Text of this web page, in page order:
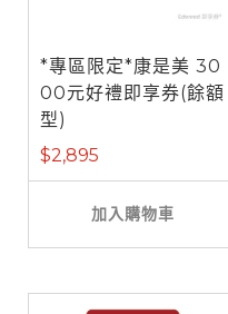
*專區限定*康是美 30
00元好禮即享券(餘額
型)
$2,895
加入購物車